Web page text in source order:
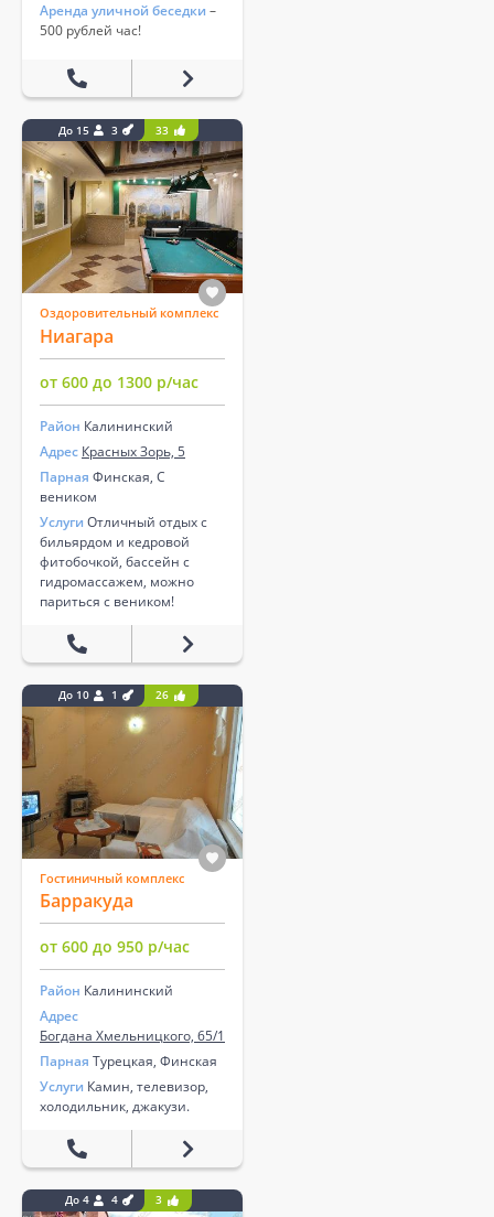
Аренда уличной беседки –
500 рублей час!
До 15 3 33
Оздоровительный комплекс
Ниагара
от 600 до 1300 р/час
Район Калининский
Адрес Красных Зорь, 5
Парная Финская, С
веником
Услуги Отличный отдых с
бильярдом и кедровой
фитобочкой, бассейн с
гидромассажем, можно
париться с веником!
До 10 1 26
Гостиничный комплекс
Барракуда
от 600 до 950 р/час
Район Калининский
Адрес
Богдана Хмельницкого, 65/1
Парная Турецкая, Финская
Услуги Камин, телевизор,
холодильник, джакузи.
До 4 4 3